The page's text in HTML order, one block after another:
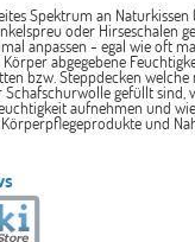
Spektrum an Naturkissen
oder Hirseschalen
anpassen - egal wie oft
abgegebene
bzw. Steppdecken
Schafschurwolle gefüllt sind,
aufnehmen und
und